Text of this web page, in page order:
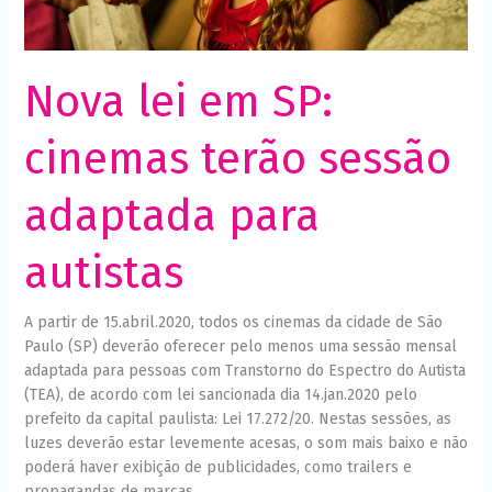
Nova lei em SP:
cinemas terão sessão
adaptada para
autistas
A partir de 15.abril.2020, todos os cinemas da cidade de São
Paulo (SP) deverão oferecer pelo menos uma sessão mensal
adaptada para pessoas com Transtorno do Espectro do Autista
(TEA), de acordo com lei sancionada dia 14.jan.2020 pelo
prefeito da capital paulista: Lei 17.272/20. Nestas sessões, as
luzes deverão estar levemente acesas, o som mais baixo e não
poderá haver exibição de publicidades, como trailers e
Necessário
Esses cookies
não são
para o
funcionamento
Estatísticas
Para que
do site, com
base em
usado.
Experiência
Para que o